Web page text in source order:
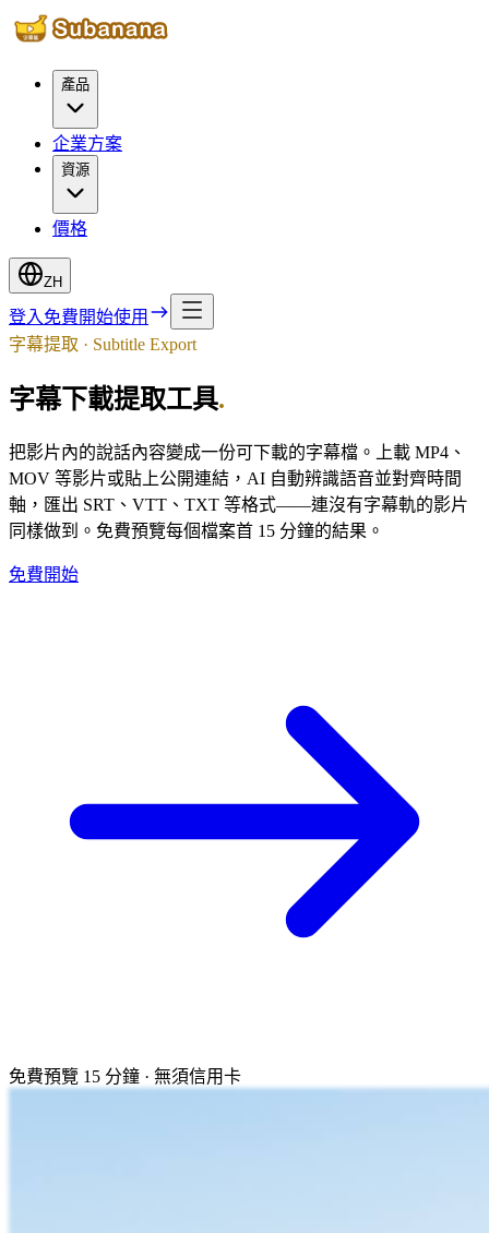
產品
企業方案
資源
價格
ZH
登入 免費開始使用
字幕提取 · Subtitle Export
字幕下載提取工具.
把影片內的說話內容變成一份可下載的字幕檔。上載 MP4、
MOV 等影片或貼上公開連結，AI 自動辨識語音並對齊時間
軸，匯出 SRT、VTT、TXT 等格式——連沒有字幕軌的影片
同樣做到。免費預覽每個檔案首 15 分鐘的結果。
免費開始
免費預覽 15 分鐘 · 無須信用卡